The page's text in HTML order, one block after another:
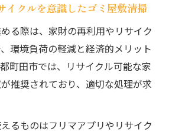
イクルを意識したゴミ屋敷清掃
る際は、家財の再利用やリサイク
環境負荷の軽減と経済的メリット
町田市では、リサイクル可能な家
推奨されており、適切な処理が求
るものはフリマアプリやリサイク